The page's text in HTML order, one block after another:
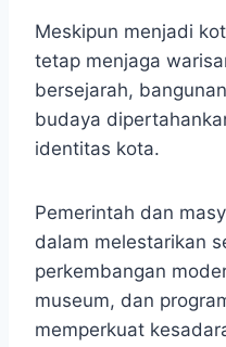
Meskipun menjadi
tetap menjaga
bersejarah,
budaya
identitas kota.
Pemerintah dan
dalam melestarikan
perkembangan
museum, dan
memperkuat